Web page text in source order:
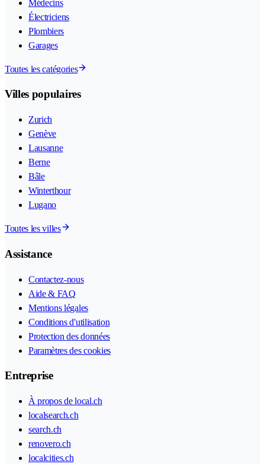
Médecins
Électriciens
Plombiers
Garages
Toutes les catégories
Villes populaires
Zurich
Genève
Lausanne
Berne
Bâle
Winterthour
Lugano
Toutes les villes
Assistance
Contactez-nous
Aide & FAQ
Mentions légales
Conditions d'utilisation
Protection des données
Paramètres des cookies
Entreprise
À propos de local.ch
localsearch.ch
search.ch
renovero.ch
localcities.ch